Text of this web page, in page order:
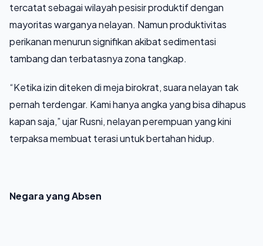
tercatat sebagai wilayah pesisir produktif dengan
mayoritas warganya nelayan. Namun produktivitas
perikanan menurun signifikan akibat sedimentasi
tambang dan terbatasnya zona tangkap.
“Ketika izin diteken di meja birokrat, suara nelayan tak
pernah terdengar. Kami hanya angka yang bisa dihapus
kapan saja,” ujar Rusni, nelayan perempuan yang kini
terpaksa membuat terasi untuk bertahan hidup.
Negara yang Absen